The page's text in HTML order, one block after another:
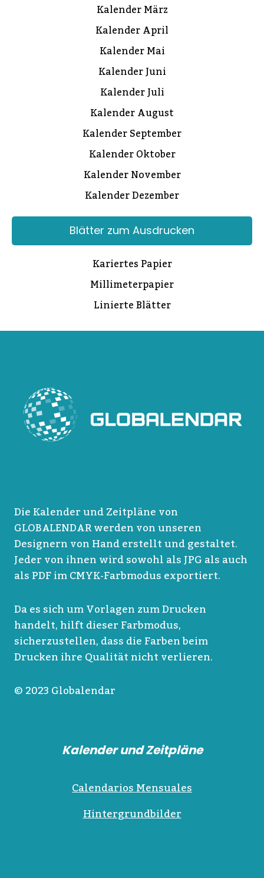
Kalender März
Kalender April
Kalender Mai
Kalender Juni
Kalender Juli
Kalender August
Kalender September
Kalender Oktober
Kalender November
Kalender Dezember
Blätter zum Ausdrucken
Kariertes Papier
Millimeterpapier
Linierte Blätter
Die Kalender und Zeitpläne von
GLOBALENDAR werden von unseren
Designern von Hand erstellt und gestaltet.
Jeder von ihnen wird sowohl als JPG als auch
als PDF im CMYK-Farbmodus exportiert.
Da es sich um Vorlagen zum Drucken
handelt, hilft dieser Farbmodus,
sicherzustellen, dass die Farben beim
Drucken ihre Qualität nicht verlieren.
© 2023 Globalendar
Kalender und Zeitpläne
Calendarios Mensuales
Hintergrundbilder